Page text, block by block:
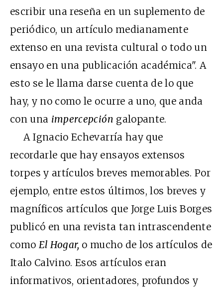
escribir una reseña en un suplemento de
periódico, un artículo medianamente
extenso en una revista cultural o todo un
ensayo en una publicación académica". A
esto se le llama darse cuenta de lo que
hay, y no como le ocurre a uno, que anda
con una impercepción galopante.
A Ignacio Echevarría hay que
recordarle que hay ensayos extensos
torpes y artículos breves memorables. Por
ejemplo, entre estos últimos, los breves y
magníficos artículos que Jorge Luis Borges
publicó en una revista tan intrascendente
como El Hogar, o mucho de los artículos de
Italo Calvino. Esos artículos eran
informativos, orientadores, profundos y